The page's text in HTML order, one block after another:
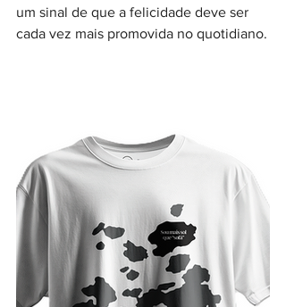
um sinal de que a felicidade deve ser
cada vez mais promovida no quotidiano.